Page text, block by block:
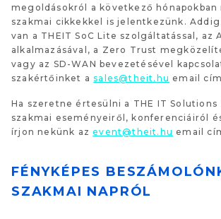
megoldásokról a következő hónapokban
szakmai cikkekkel is jelentkezünk.
van a THEIT SoC Lite szolgáltatással, az
alkalmazásával, a Zero Trust
vagy az SD-WAN bevezetésével
szakértőinket asales@theit.hu email
Ha szeretne értesülni a THE IT
szakmai eseményeiről, konferenciáiról
írjon nekünk azevent@theit.hu email
FÉNYKÉPES
SZAKMAI NAPRÓL